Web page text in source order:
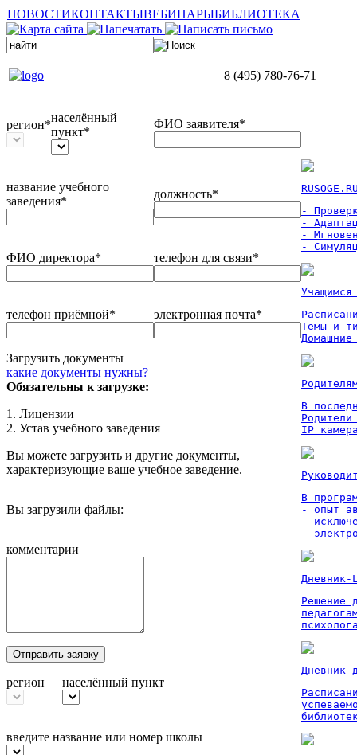
НОВОСТИКОНТАКТЫВЕБИНАРЫБИБЛИОТЕКА
8 (495) 780-76-71
регион*
населённый
пункт*
ФИО заявителя*
название учебного
заведения*
должность*
ФИО директора* телефон для связи*
телефон приёмной* электронная почта*
Загрузить документы
какие документы нужны?
Обязательны к загрузке:
1. Лицензии
2. Устав учебного заведения
Вы можете загрузить и другие документы,
характеризующие ваше учебное заведение.
Вы загрузили файлы:
комментарии
Отправить заявку
регион населённый пункт
введите название или номер школы
-
-
-
-
Темы и
Домашние
В
IP
В
- опыт
-
-
Дневник-
Решение
Дневник